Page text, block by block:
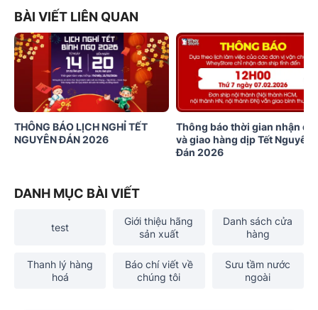
BÀI VIẾT LIÊN QUAN
THÔNG BÁO LỊCH NGHỈ TẾT
NGUYÊN ĐÁN 2026
Thông báo thời gian nhận
và giao hàng dịp Tết Nguyên
Đán 2026
DANH MỤC BÀI VIẾT
test
Giới thiệu hãng
sản xuất
Danh sách cửa
hàng
Thanh lý hàng
hoá
Báo chí viết về
chúng tôi
Sưu tầm nước
ngoài